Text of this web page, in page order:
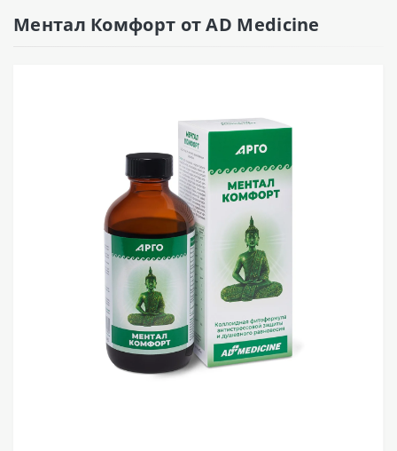
Ментал Комфорт от AD Medicine